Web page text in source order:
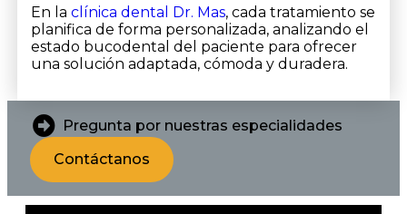
En la clínica dental Dr. Mas, cada tratamiento se
planifica de forma personalizada, analizando el
estado bucodental del paciente para ofrecer
una solución adaptada, cómoda y duradera.
Pregunta por nuestras especialidades
Contáctanos